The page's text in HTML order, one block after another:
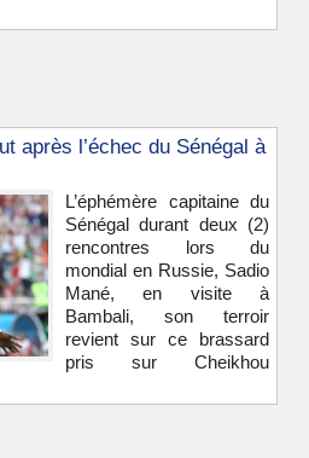
après l’échec du Sénégal à
L’éphémère capitaine du
Sénégal durant deux (2)
rencontres lors du
mondial en Russie, Sadio
Mané, en visite à
Bambali, son terroir
revient sur ce brassard
pris sur Cheikhou